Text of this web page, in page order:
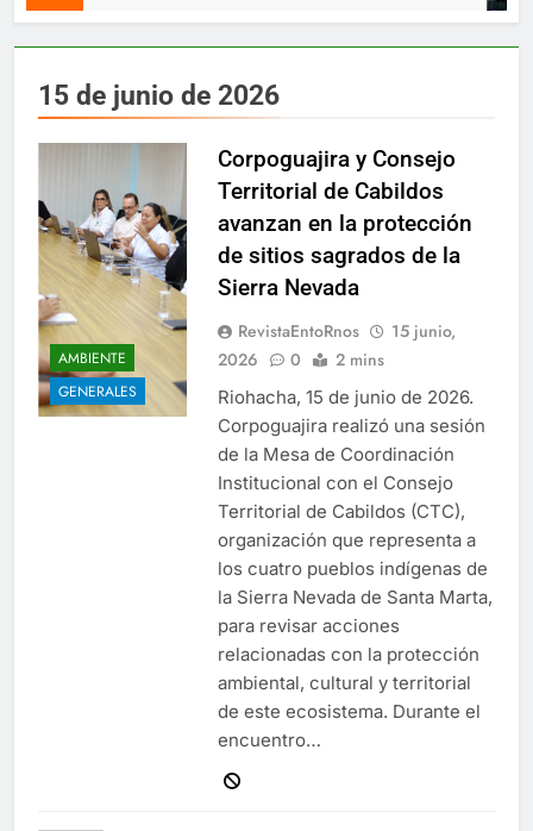
15 de junio de 2026
AMBIENTE
GENERALES
Corpoguajira y Consejo
Territorial de Cabildos
avanzan en la protección
de sitios sagrados de la
Sierra Nevada
RevistaEntoRnos
15 junio,
2026
0 2 mins
Riohacha, 15 de junio de 2026.
Corpoguajira realizó una sesión
de la Mesa de Coordinación
Institucional con el Consejo
Territorial de Cabildos (CTC),
organización que representa a
los cuatro pueblos indígenas de
la Sierra Nevada de Santa Marta,
para revisar acciones
relacionadas con la protección
ambiental, cultural y territorial
de este ecosistema. Durante el
encuentro…